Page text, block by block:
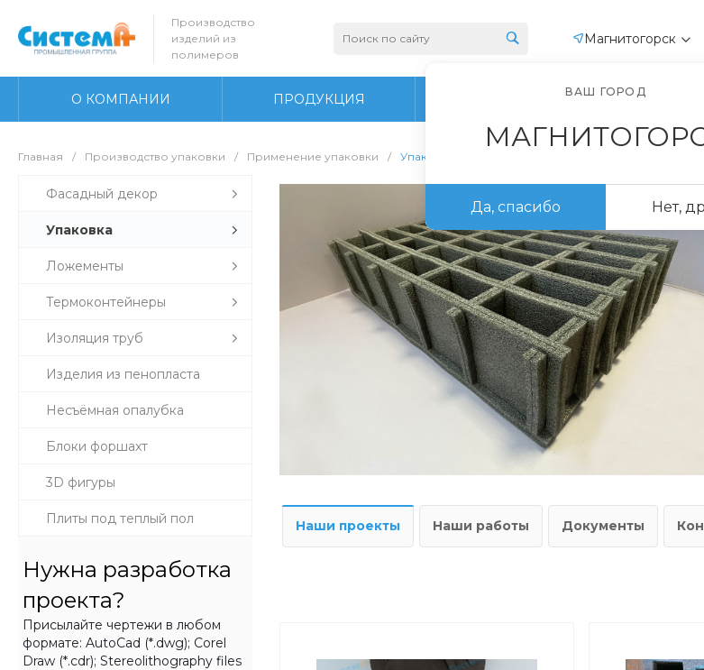
Производство
изделий из
полимеров
Магнитогорск
О КОМПАНИИ ПРОДУКЦИЯ ПРОИЗВОДСТВО
Главная / Производство упаковки / Применение упаковки / Упаковка для транспортировки
Фасадный декор
Упаковка
Ложементы
Термоконтейнеры
Изоляция труб
Изделия из пенопласта
Несъёмная опалубка
Блоки форшахт
3D фигуры
Плиты под теплый пол
Нужна разработка
проекта?
Присылайте чертежи в любом
формате: AutoCad (*.dwg); Corel
Draw (*.cdr); Stereolithography files
Наши проекты Наши работы Документы
ВАШ ГОРОД
Да, спасибо Нет,